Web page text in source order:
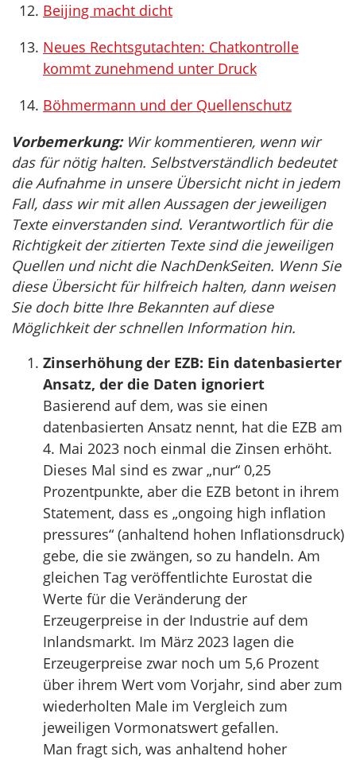
Beijing macht dicht
Neues Rechtsgutachten: Chatkontrolle
kommt zunehmend unter Druck
Böhmermann und der Quellenschutz
Vorbemerkung:Wir kommentieren, wenn wir
das für nötig halten. Selbstverständlich bedeutet
die Aufnahme in unsere Übersicht nicht in jedem
Fall, dass wir mit allen Aussagen der jeweiligen
Texte einverstanden sind. Verantwortlich für die
Richtigkeit der zitierten Texte sind die jeweiligen
Quellen und nicht die NachDenkSeiten. Wenn Sie
diese Übersicht für hilfreich halten, dann weisen
Sie doch bitte Ihre Bekannten auf diese
Möglichkeit der schnellen Information hin.
Zinserhöhung der EZB: Ein datenbasierter
Ansatz, der die Daten ignoriert
Basierend auf dem, was sie einen
datenbasierten Ansatz nennt, hat die EZB am
4. Mai 2023 noch einmal die Zinsen erhöht.
Dieses Mal sind es zwar „nur“ 0,25
Prozentpunkte, aber die EZB betont in ihrem
Statement, dass es „ongoing high inflation
pressures“ (anhaltend hohen Inflationsdruck)
gebe, die sie zwängen, so zu handeln. Am
gleichen Tag veröffentlichte Eurostat die
Werte für die Veränderung der
Erzeugerpreise in der Industrie auf dem
Inlandsmarkt. Im März 2023 lagen die
Erzeugerpreise zwar noch um 5,6 Prozent
über ihrem Wert vom Vorjahr, sind aber zum
wiederholten Male im Vergleich zum
jeweiligen Vormonatswert gefallen.
Man fragt sich, was anhaltend hoher